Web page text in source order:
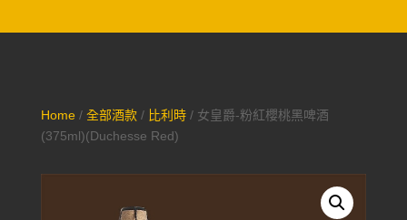
Home/ 全部酒款/ 比利時/ 女皇爵-粉紅櫻桃黑啤酒
(375ml)(Duchesse Red)